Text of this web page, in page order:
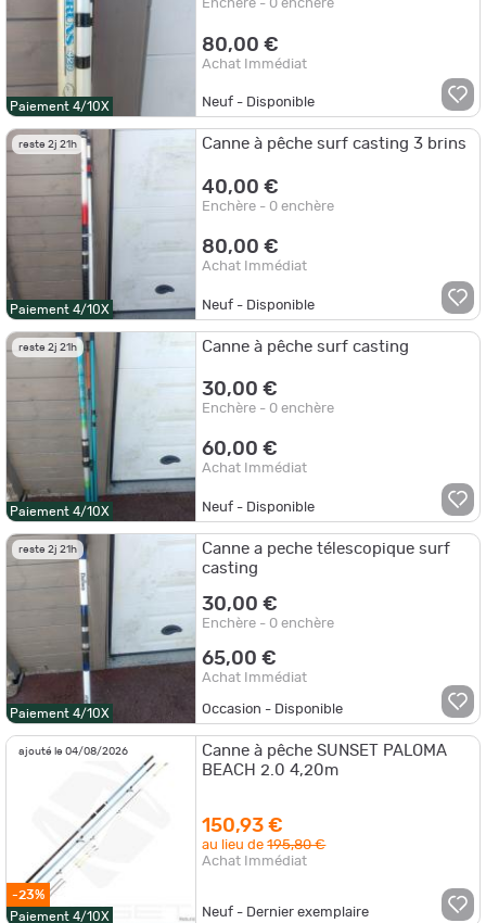
Paiement 4/10X
Enchère - 0 enchère
80,00 €
Achat Immédiat
Neuf - Disponible
reste 2j 21h
Paiement 4/10X
Canne à pêche surf casting 3 brins
40,00 €
Enchère - 0 enchère
80,00 €
Achat Immédiat
Neuf - Disponible
reste 2j 21h
Paiement 4/10X
Canne à pêche surf casting
30,00 €
Enchère - 0 enchère
60,00 €
Achat Immédiat
Neuf - Disponible
reste 2j 21h
Paiement 4/10X
Canne a peche télescopique surf
casting
30,00 €
Enchère - 0 enchère
65,00 €
Achat Immédiat
Occasion - Disponible
ajouté le 04/08/2026
-23%
Paiement 4/10X
Canne à pêche SUNSET PALOMA
BEACH 2.0 4,20m
150,93 €
au lieu de195,80 €
Achat Immédiat
Neuf - Dernier exemplaire